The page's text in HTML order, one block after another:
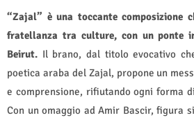
“Zajal” è una toccante composizione
fratellanza tra culture, con un ponte
Beirut. Il brano, dal titolo evocativo
poetica araba del Zajal, propone un
e comprensione, rifiutando ogni forma
Con un omaggio ad Amir Bascir, figura